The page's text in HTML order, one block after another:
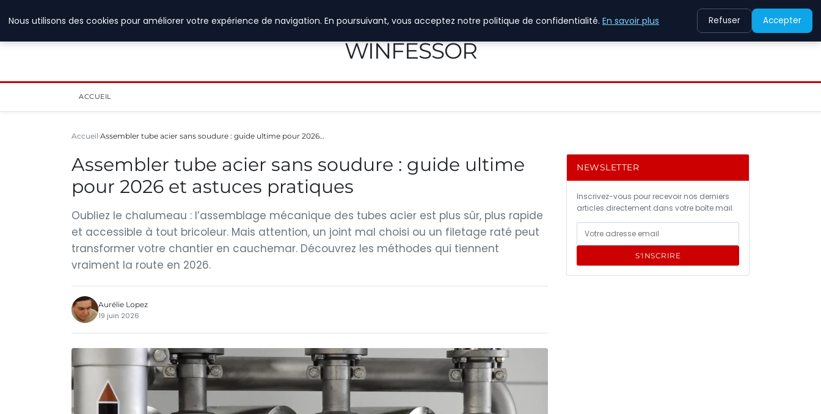
WINFESSOR
ACCUEIL
Accueil Assembler tube acier sans soudure : guide ultime pour 2026…
Assembler tube acier sans soudure : guide ultime
pour 2026 et astuces pratiques
Oubliez le chalumeau : l’assemblage mécanique des tubes acier est plus sûr, plus rapide
et accessible à tout bricoleur. Mais attention, un joint mal choisi ou un filetage raté peut
transformer votre chantier en cauchemar. Découvrez les méthodes qui tiennent
vraiment la route en 2026.
Aurélie Lopez
19 juin 2026
NEWSLETTER
Inscrivez-vous pour recevoir nos derniers
articles directement dans votre boîte mail.
S'INSCRIRE
Nous utilisons des cookies pour améliorer votre expérience de navigation. En poursuivant, vous acceptez notre politique de confidentialité. En savoir plus Refuser Accepter